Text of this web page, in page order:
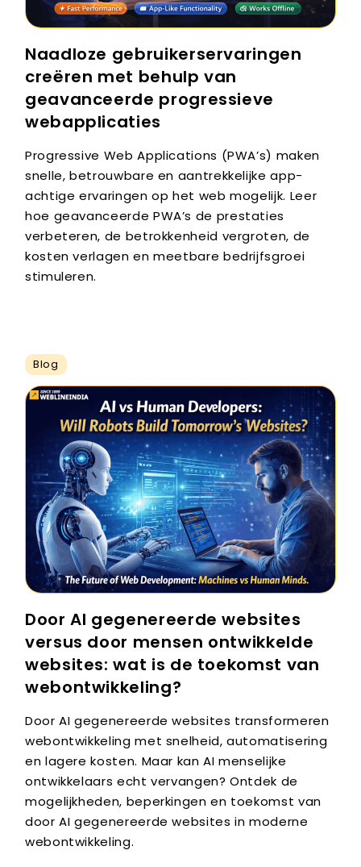
Naadloze gebruikerservaringen
creëren met behulp van
geavanceerde progressieve
webapplicaties
Progressive Web Applications (PWA’s) maken
snelle, betrouwbare en aantrekkelijke app-
achtige ervaringen op het web mogelijk. Leer
hoe geavanceerde PWA’s de prestaties
verbeteren, de betrokkenheid vergroten, de
kosten verlagen en meetbare bedrijfsgroei
stimuleren.
Blog
Door AI gegenereerde websites
versus door mensen ontwikkelde
websites: wat is de toekomst van
webontwikkeling?
Door AI gegenereerde websites transformeren
webontwikkeling met snelheid, automatisering
en lagere kosten. Maar kan AI menselijke
ontwikkelaars echt vervangen? Ontdek de
mogelijkheden, beperkingen en toekomst van
door AI gegenereerde websites in moderne
webontwikkeling.